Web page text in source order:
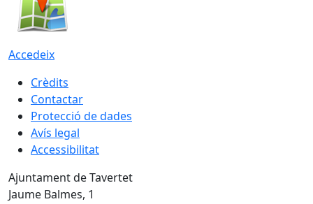
Accedeix
Crèdits
Contactar
Protecció de dades
Avís legal
Accessibilitat
Ajuntament de Tavertet
Jaume Balmes, 1